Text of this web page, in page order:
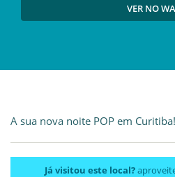
VER NO
A sua nova noite POP em Curitiba!
Já visitou este local?